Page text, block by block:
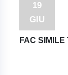
19
GIU
FAC SIMILE